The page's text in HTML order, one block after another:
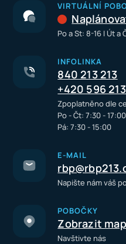
VIRTUÁLNÍ
Po a St: 8-16 I Út a
INFOLINKA
840 213 213
+420 596
Zpoplatněno dle
Po - Čt: 7:30 - 17:00
Pá: 7:30 - 15:00
E-MAIL
Napište nám váš
POBOČKY
Zobrazit
Navštivte nás